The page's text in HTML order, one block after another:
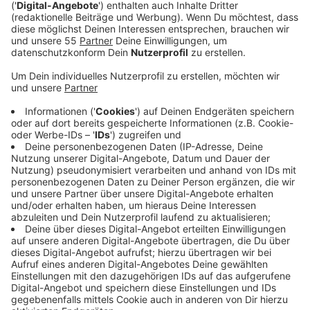
Veröffentlicht:Montag, 15.04.2024 01:22
Comedy
Atze Schröders Kaltstart 24: "Urlaub mit der
Perle"